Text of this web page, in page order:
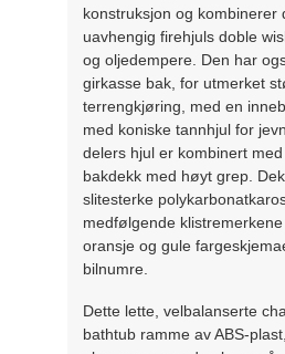
konstruksjon og kombinerer
uavhengig firehjuls doble
og oljedempere. Den har
girkasse bak, for utmerket
terrengkjøring, med en
med koniske tannhjul for
delers hjul er kombinert
bakdekk med høyt grep.
slitesterke
medfølgende
oransje og gule
bilnumre.
Dette lette, velbalanserte
bathtub ramme av ABS-